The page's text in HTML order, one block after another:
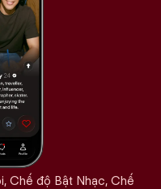
Chế độ Bật Nhạc, Chế